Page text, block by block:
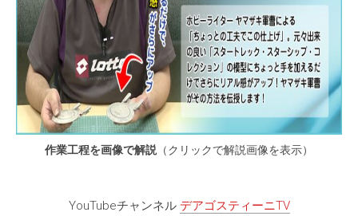
作業工程を画像で解説 （クリックで解説画像を表示）
YouTubeチャンネル デアゴスティーニTV